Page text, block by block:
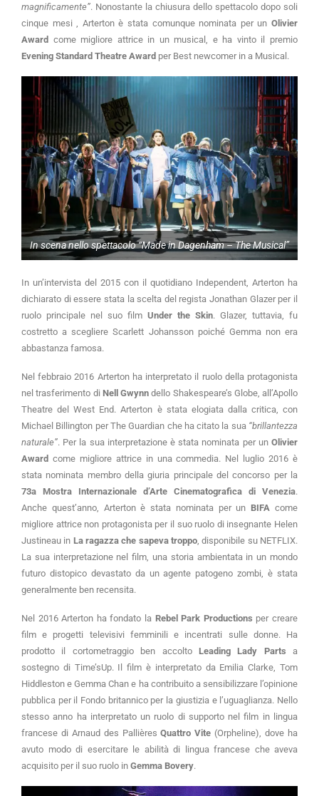
magnificamente”. Nonostante la chiusura dello spettacolo dopo soli
cinque mesi , Arterton è stata comunque nominata per un Olivier
Award come migliore attrice in un musical, e ha vinto il premio
Evening Standard Theatre Award per Best newcomer in a Musical.
In scena nello spettacolo “Made in Dagenham – The Musical”
In un’intervista del 2015 con il quotidiano Independent, Arterton ha
dichiarato di essere stata la scelta del regista Jonathan Glazer per il
ruolo principale nel suo film Under the Skin. Glazer, tuttavia, fu
costretto a scegliere Scarlett Johansson poiché Gemma non era
abbastanza famosa.
Nel febbraio 2016 Arterton ha interpretato il ruolo della protagonista
nel trasferimento di Nell Gwynn dello Shakespeare’s Globe, all’Apollo
Theatre del West End. Arterton è stata elogiata dalla critica, con
Michael Billington per The Guardian che ha citato la sua “brillantezza
naturale”. Per la sua interpretazione è stata nominata per un Olivier
Award come migliore attrice in una commedia. Nel luglio 2016 è
stata nominata membro della giuria principale del concorso per la
73a Mostra Internazionale d’Arte Cinematografica di Venezia.
Anche quest’anno, Arterton è stata nominata per un BIFA come
migliore attrice non protagonista per il suo ruolo di insegnante Helen
Justineau in La ragazza che sapeva troppo, disponibile su NETFLIX.
La sua interpretazione nel film, una storia ambientata in un mondo
futuro distopico devastato da un agente patogeno zombi, è stata
generalmente ben recensita.
Nel 2016 Arterton ha fondato la Rebel Park Productions per creare
film e progetti televisivi femminili e incentrati sulle donne. Ha
prodotto il cortometraggio ben accolto Leading Lady Parts a
sostegno di Time’sUp. Il film è interpretato da Emilia Clarke, Tom
Hiddleston e Gemma Chan e ha contribuito a sensibilizzare l’opinione
pubblica per il Fondo britannico per la giustizia e l’uguaglianza. Nello
stesso anno ha interpretato un ruolo di supporto nel film in lingua
francese di Arnaud des PallièresQuattro Vite (Orpheline), dove ha
avuto modo di esercitare le abilità di lingua francese che aveva
acquisito per il suo ruolo in Gemma Bovery.